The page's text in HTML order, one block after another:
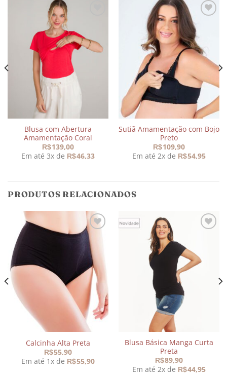
Adicionar
aos
Blusa com Abertura
Amamentação Coral
R$139,00
Em até 3x de R$46,33
Adicionar
aos
meus
desejos
Sutiã Amamentação com Bojo
Preto
R$109,90
Em até 2x de R$54,95
PRODUTOS RELACIONADOS
Adicionar
aos
meus
desejos
Calcinha Alta Preta
R$55,90
Em até 1x de R$55,90
Adicionar
aos
meus
Blusa Básica Manga Curta
Preta
R$89,90
Em até 2x de R$44,95